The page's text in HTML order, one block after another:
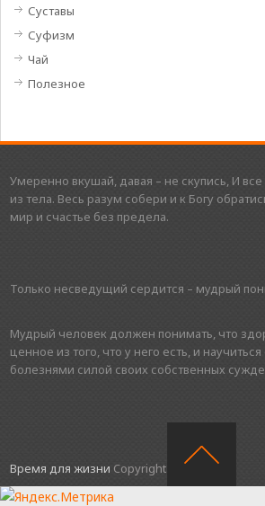
Суставы
Суфизм
Чай
Полезное
Умеренно вкушай, давая – не скупись, И
из тела. Весь разум собери и к Богу
мир и счастье без предела.
Только несведущий сердится – мудрый
Мудрый человек должен понимать, что
ценное из того, что у него есть, и научиться
болезнями силой своих собственных
Время для жизни Copyright © 2016.